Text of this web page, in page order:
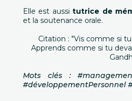
Elle est aussitutrice de
et la soutenance orale.
Citation : "Vis comme si
Apprends comme si tu
Mots clés :
#développementPersonnel